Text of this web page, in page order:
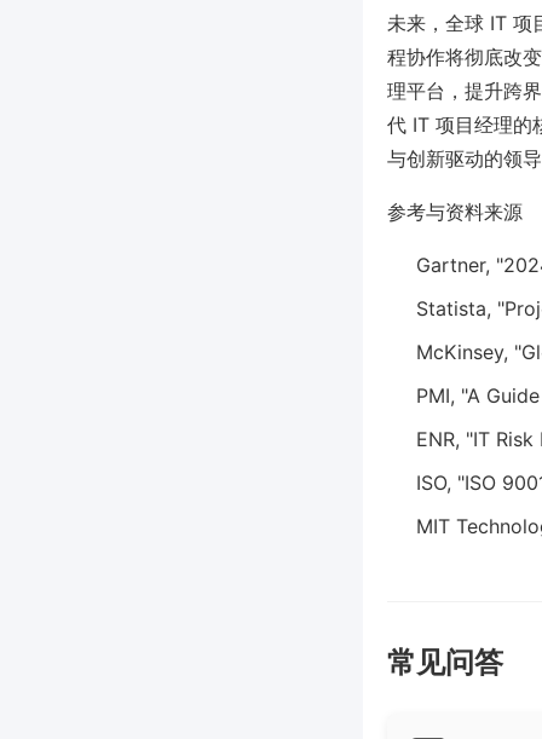
未来，全球 IT 项
程协作将彻底改
理平台，提升跨
代 IT 项目经理的
与创新驱动的领
参考与资料来源
Gartner,
Statista,
McKinsey,
PMI, "A
ENR, "IT
ISO, "ISO
MIT
常见问答